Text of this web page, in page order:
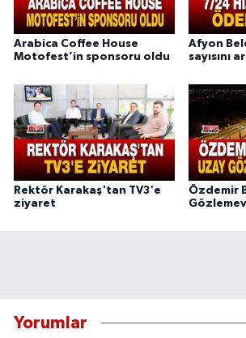
Arabica Coffee House
Motofest’in sponsoru oldu
Afyon
sayısını
Rektör Karakaş'tan TV3'e
ziyaret
Özdemir
Yorumlar